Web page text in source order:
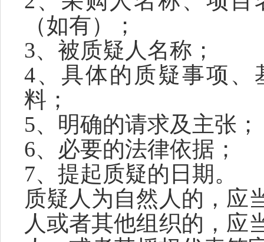
（如有）；
3、被质疑人名称；
4、具体的质疑事项、
料；
5、明确的请求及主张；
6、必要的法律依据；
7、提起质疑的日期。
质疑人为自然人的，应
人或者其他组织的，应